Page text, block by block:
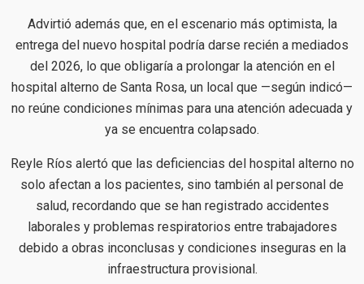
Advirtió además que, en el escenario más optimista, la
entrega del nuevo hospital podría darse recién a mediados
del 2026, lo que obligaría a prolongar la atención en el
hospital alterno de Santa Rosa, un local que —según indicó—
no reúne condiciones mínimas para una atención adecuada y
ya se encuentra colapsado.
Reyle Ríos alertó que las deficiencias del hospital alterno no
solo afectan a los pacientes, sino también al personal de
salud, recordando que se han registrado accidentes
laborales y problemas respiratorios entre trabajadores
debido a obras inconclusas y condiciones inseguras en la
infraestructura provisional.